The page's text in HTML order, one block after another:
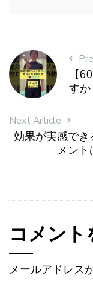
【
すか
Next Article
効果が実感でき
メン
コメント
メールアドレス